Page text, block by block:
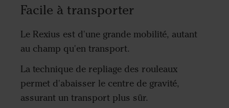
Facile à transporter
Le Rexius est d'une grande mobilité, autant
au champ qu'en transport.
La technique de repliage des rouleaux
permet d'abaisser le centre de gravité,
assurant un transport plus sûr.